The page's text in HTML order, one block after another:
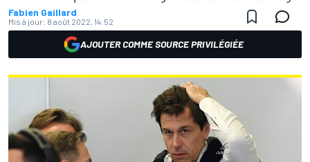
Fabien Gaillard
Mis à jour: 8 août 2022, 14:52
AJOUTER COMME SOURCE PRIVILÉGIÉE